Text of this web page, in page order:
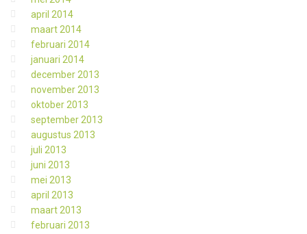
april 2014
maart 2014
februari 2014
januari 2014
december 2013
november 2013
oktober 2013
september 2013
augustus 2013
juli 2013
juni 2013
mei 2013
april 2013
maart 2013
februari 2013